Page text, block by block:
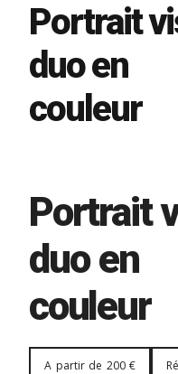
Portrait
duo en
couleur
Portrait
duo en
couleur
A partir de 200 €